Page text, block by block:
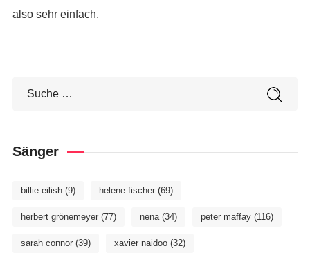
also sehr einfach.
Sänger
billie eilish(9) helene fischer(69)
herbert grönemeyer(77) nena(34) peter maffay(116)
sarah connor(39) xavier naidoo(32)